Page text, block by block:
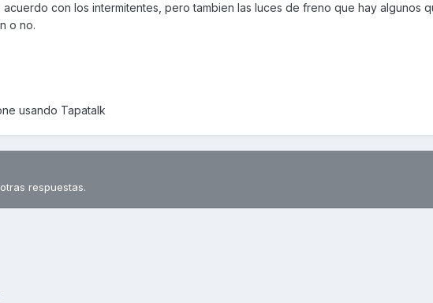
acuerdo con los intermitentes, pero tambien las luces de freno que hay algunos
o no.
usando Tapatalk
respuestas.